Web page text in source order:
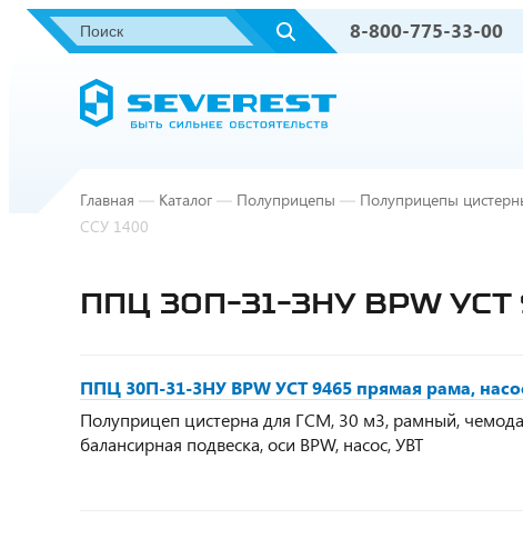
8-800-775-33-00
Главная — Каталог — Полуприцепы — Полуприцепы
ССУ 1400
ППЦ 30П-31-3НУ BPW
ППЦ 30П-31-3НУ BPW УСТ 9465 прямая рама,
Полуприцеп цистерна для ГСМ, 30 м3, рамный,
балансирная подвеска, оси BPW, насос, УВТ